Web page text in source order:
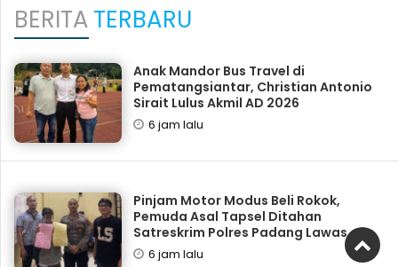
BERITATERBARU
Anak Mandor Bus Travel di
Pematangsiantar, Christian Antonio
Sirait Lulus Akmil AD 2026
6 jam lalu
Pinjam Motor Modus Beli Rokok,
Pemuda Asal Tapsel Ditahan
Satreskrim Polres Padang Lawas
6 jam lalu